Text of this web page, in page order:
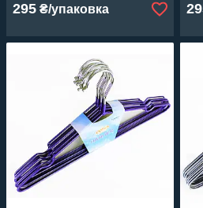
295 ₴/упаковка